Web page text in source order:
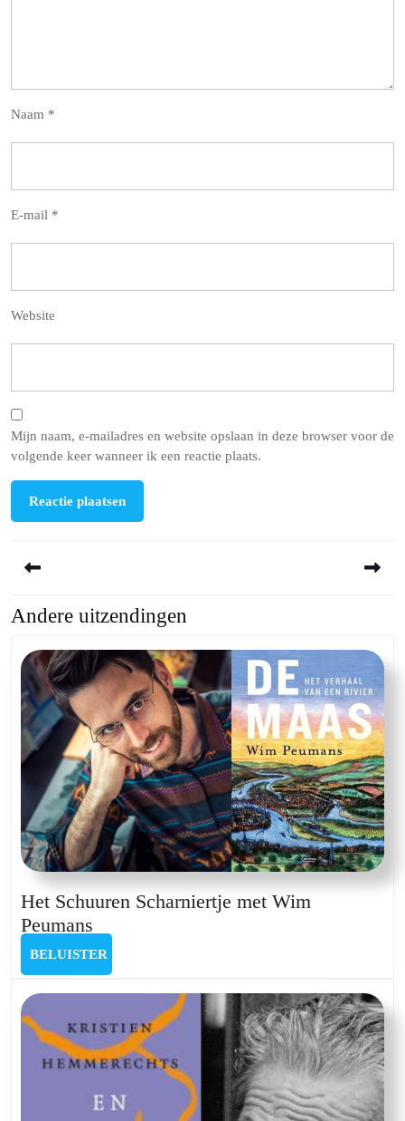
Naam *
E-mail *
Website
Mijn naam, e-mailadres en website opslaan in deze browser voor de
volgende keer wanneer ik een reactie plaats.
Previous
Andere uitzendingen
Het Schuuren Scharniertje met Wim
Peumans
Schuuren
Scharniertje
met
Wim
Peumans
BELUISTER